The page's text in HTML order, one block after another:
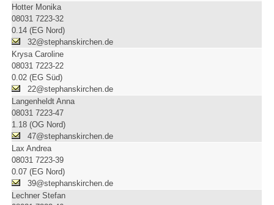
Hotter Monika
08031 7223-32
0.14 (EG Nord)
32@stephanskirchen.de
Krysa Caroline
08031 7223-22
0.02 (EG Süd)
22@stephanskirchen.de
Langenheldt Anna
08031 7223-47
1.18 (OG Nord)
47@stephanskirchen.de
Lax Andrea
08031 7223-39
0.07 (EG Nord)
39@stephanskirchen.de
Lechner Stefan